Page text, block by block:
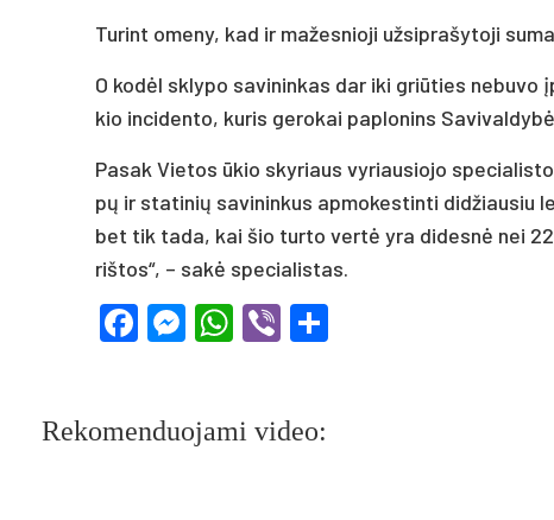
Tu­rint ome­ny, kad ir ma­žes­nio­ji už­si­pra­šy­to­ji
O ko­dėl skly­po sa­vi­nin­kas dar iki griū­ties
kio in­ci­den­to, ku­ris ge­ro­kai pa­plo­nins
Pa­sak Vie­tos ūkio sky­riaus vy­riau­sio­jo
pų ir sta­ti­nių sa­vi­nin­kus ap­mo­kes­tin­ti di­džiau­siu
bet tik ta­da, kai šio tur­to ver­tė yra di­des­nė nei
riš­tos“, – sa­kė spe­cia­lis­tas.
Facebook
Messenger
WhatsApp
Viber
Rekomenduojami video: